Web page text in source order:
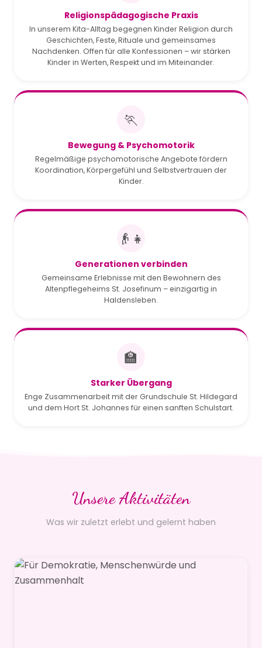
Religionspädagogische Praxis
In unserem Kita-Alltag begegnen Kinder Religion durch
Geschichten, Feste, Rituale und gemeinsames
Nachdenken. Offen für alle Konfessionen – wir stärken
Kinder in Werten, Respekt und im Miteinander.
🏃
Bewegung & Psychomotorik
Regelmäßige psychomotorische Angebote fördern
Koordination, Körpergefühl und Selbstvertrauen der
Kinder.
👴👧
Generationen verbinden
Gemeinsame Erlebnisse mit den Bewohnern des
Altenpflegeheims St. Josefinum – einzigartig in
Haldensleben.
🏫
Starker Übergang
Enge Zusammenarbeit mit der Grundschule St. Hildegard
und dem Hort St. Johannes für einen sanften Schulstart.
Unsere Aktivitäten
Was wir zuletzt erlebt und gelernt haben